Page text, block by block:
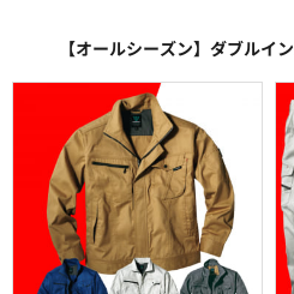
【オールシーズン】ダブルイ